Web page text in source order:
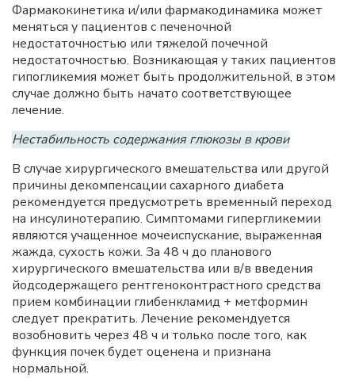
Фармакокинетика и/или фармакодинамика может
меняться у пациентов с печеночной
недостаточностью или тяжелой почечной
недостаточностью. Возникающая у таких пациентов
гипогликемия может быть продолжительной, в этом
случае должно быть начато соответствующее
лечение.
Нестабильность содержания глюкозы в крови
В случае хирургического вмешательства или другой
причины декомпенсации сахарного диабета
рекомендуется предусмотреть временный переход
на инсулинотерапию. Симптомами гипергликемии
являются учащенное мочеиспускание, выраженная
жажда, сухость кожи. За 48 ч до планового
хирургического вмешательства или в/в введения
йодсодержащего рентгеноконтрастного средства
прием комбинации глибенкламид + метформин
следует прекратить. Лечение рекомендуется
возобновить через 48 ч и только после того, как
функция почек будет оценена и признана
нормальной.